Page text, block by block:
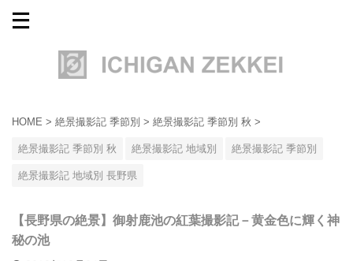
HOME > 絶景撮影記 季節別 > 絶景撮影記 季節別 秋 >
絶景撮影記 季節別 秋 絶景撮影記 地域別 絶景撮影記 季節別
絶景撮影記 地域別 長野県
【長野県の絶景】御射鹿池の紅葉撮影記－黄金色に輝く神
秘の池